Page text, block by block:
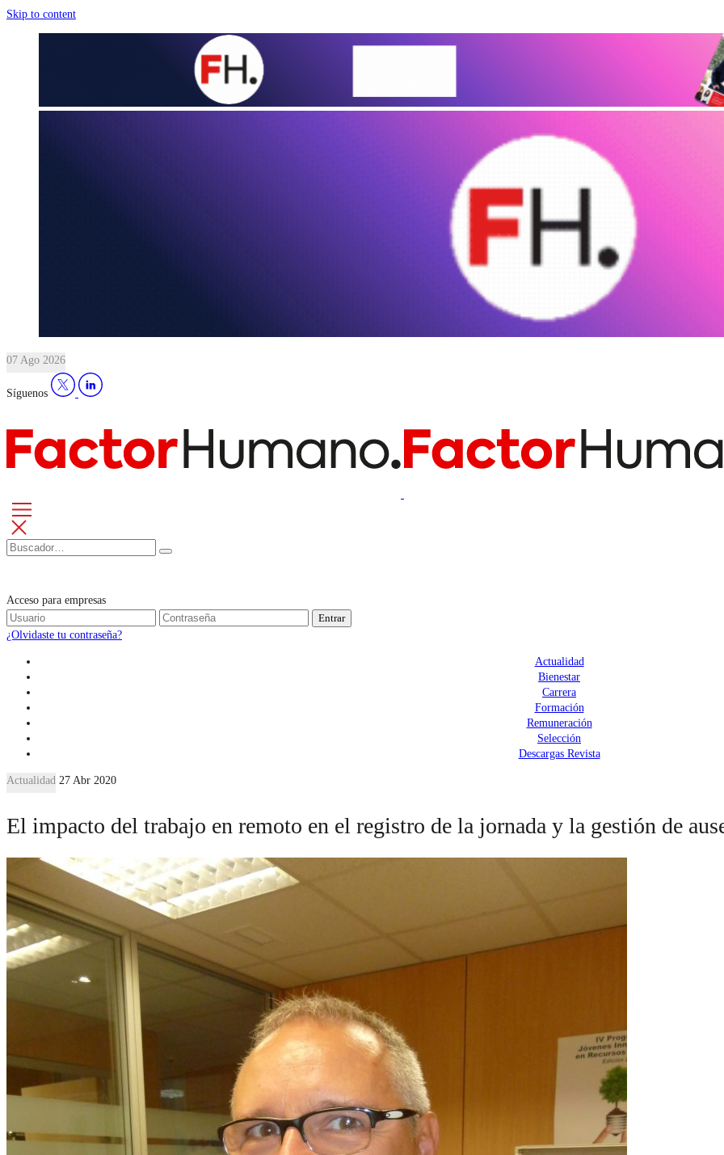
Skip to content
07 Ago 2026
Síguenos
Acceso para empresas
Entrar
¿Olvidaste tu contraseña?
Actualidad
Bienestar
Carrera
Formación
Remuneración
Selección
Descargas Revista
Actualidad 27 Abr 2020
El impacto del trabajo en remoto en el registro de la jornada y la gestión de